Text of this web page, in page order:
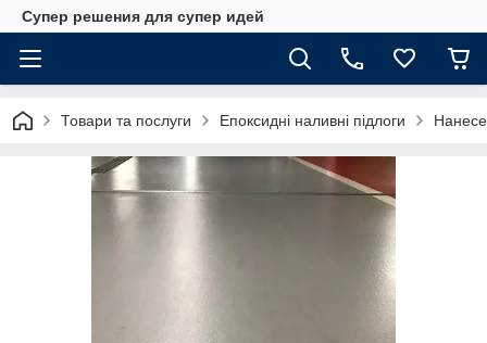
Супер решения для супер идей
Товари та послуги Епоксидні наливні підлоги